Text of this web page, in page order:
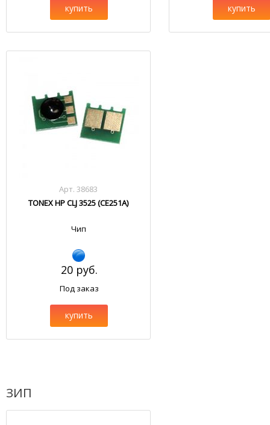
купить купить
Арт. 38683
TONEX HP CLJ 3525 (CE251A)
Чип
20 руб.
Под заказ
купить
ЗИП